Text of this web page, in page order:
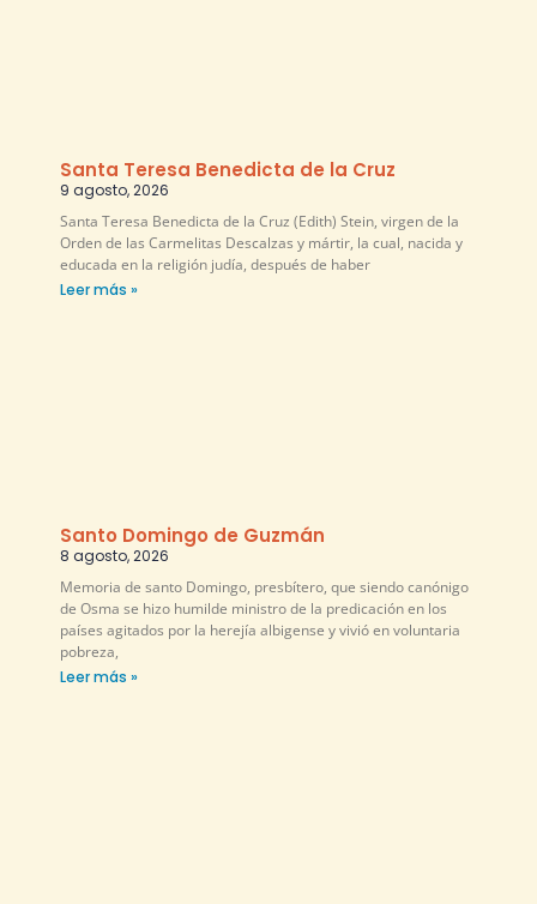
Santa Teresa Benedicta de la Cruz
9 agosto, 2026
Santa Teresa Benedicta de la Cruz (Edith) Stein, virgen de la
Orden de las Carmelitas Descalzas y mártir, la cual, nacida y
educada en la religión judía, después de haber
Leer más »
Santo Domingo de Guzmán
8 agosto, 2026
Memoria de santo Domingo, presbítero, que siendo canónigo
de Osma se hizo humilde ministro de la predicación en los
países agitados por la herejía albigense y vivió en voluntaria
pobreza,
Leer más »